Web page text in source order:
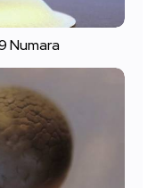
Numara